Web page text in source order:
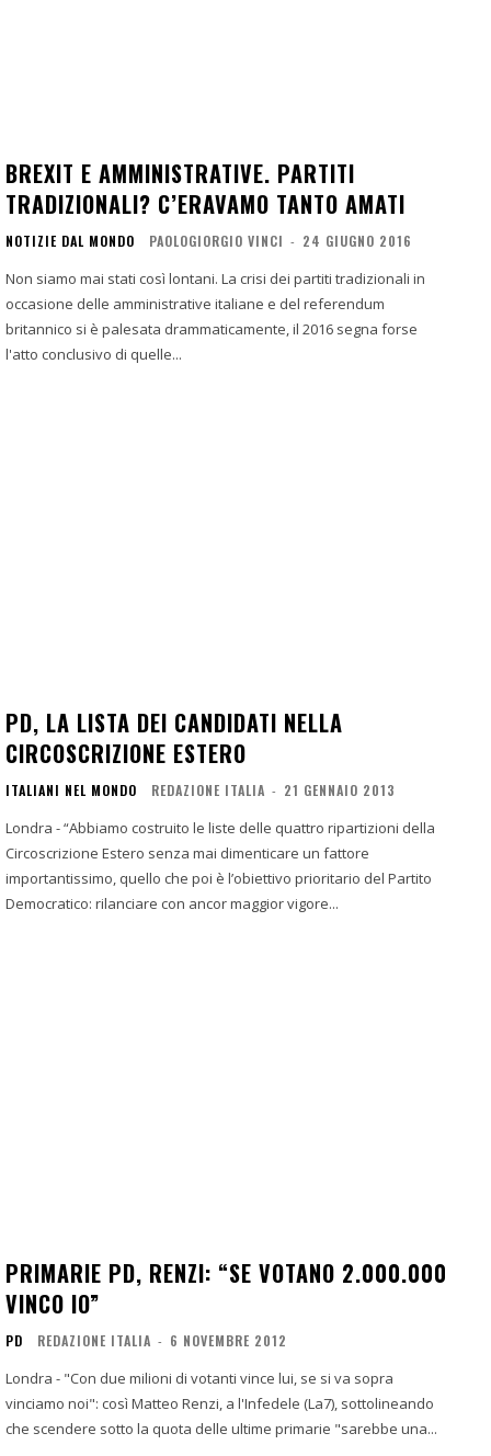
BREXIT E AMMINISTRATIVE. PARTITI
TRADIZIONALI? C’ERAVAMO TANTO AMATI
NOTIZIE DAL MONDO PAOLOGIORGIO VINCI - 24 GIUGNO 2016
Non siamo mai stati così lontani. La crisi dei partiti tradizionali in
occasione delle amministrative italiane e del referendum
britannico si è palesata drammaticamente, il 2016 segna forse
l'atto conclusivo di quelle...
PD, LA LISTA DEI CANDIDATI NELLA
CIRCOSCRIZIONE ESTERO
ITALIANI NEL MONDO REDAZIONE ITALIA - 21 GENNAIO 2013
Londra - “Abbiamo costruito le liste delle quattro ripartizioni della
Circoscrizione Estero senza mai dimenticare un fattore
importantissimo, quello che poi è l’obiettivo prioritario del Partito
Democratico: rilanciare con ancor maggior vigore...
PRIMARIE PD, RENZI: “SE VOTANO 2.000.000
VINCO IO”
PD REDAZIONE ITALIA - 6 NOVEMBRE 2012
Londra - "Con due milioni di votanti vince lui, se si va sopra
vinciamo noi": così Matteo Renzi, a l'Infedele (La7), sottolineando
che scendere sotto la quota delle ultime primarie "sarebbe una...